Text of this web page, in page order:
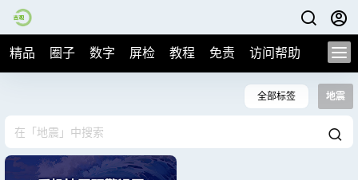
精品 圈子 数字 屏检 教程 免责 访问帮助
全部标签 地震